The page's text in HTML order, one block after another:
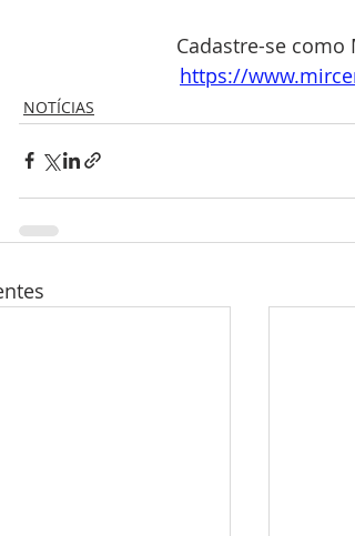
Cadastre-se
https://
NOTÍCIAS